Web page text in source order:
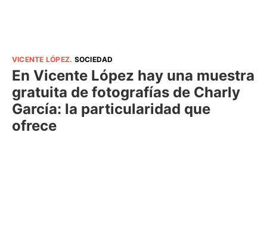
VICENTE LÓPEZ. SOCIEDAD
En Vicente López hay una muestra
gratuita de fotografías de Charly
García: la particularidad que
ofrece